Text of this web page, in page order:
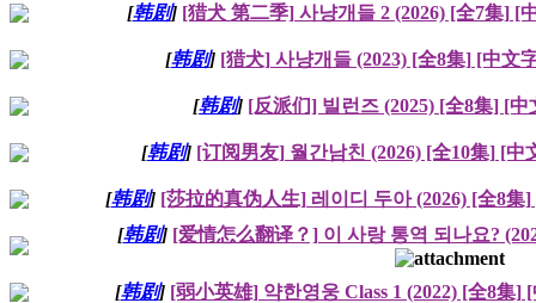
[韩剧] [猎犬 第二季] 사냥개들 2 (2026) [全7集] [
[韩剧] [猎犬] 사냥개들 (2023) [全8集] [中文
[韩剧] [反派们] 빌런즈 (2025) [全8集] [中
[韩剧] [订阅男友] 월간남친 (2026) [全10集] [中
[韩剧] [莎拉的真伪人生] 레이디 두아 (2026) [全8集
[韩剧] [爱情怎么翻译？] 이 사랑 통역 되나요?
[韩剧] [弱小英雄] 약한영웅 Class 1 (2022) [全8集]